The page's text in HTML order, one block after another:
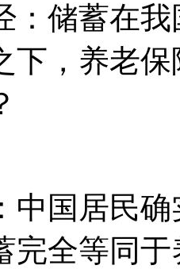
储蓄在我
下，养老
国居民确
完全等同